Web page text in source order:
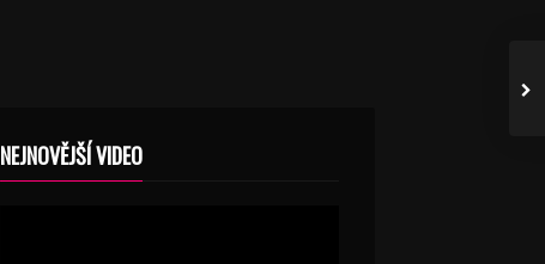
NEJNOVĚJŠÍ VIDEO